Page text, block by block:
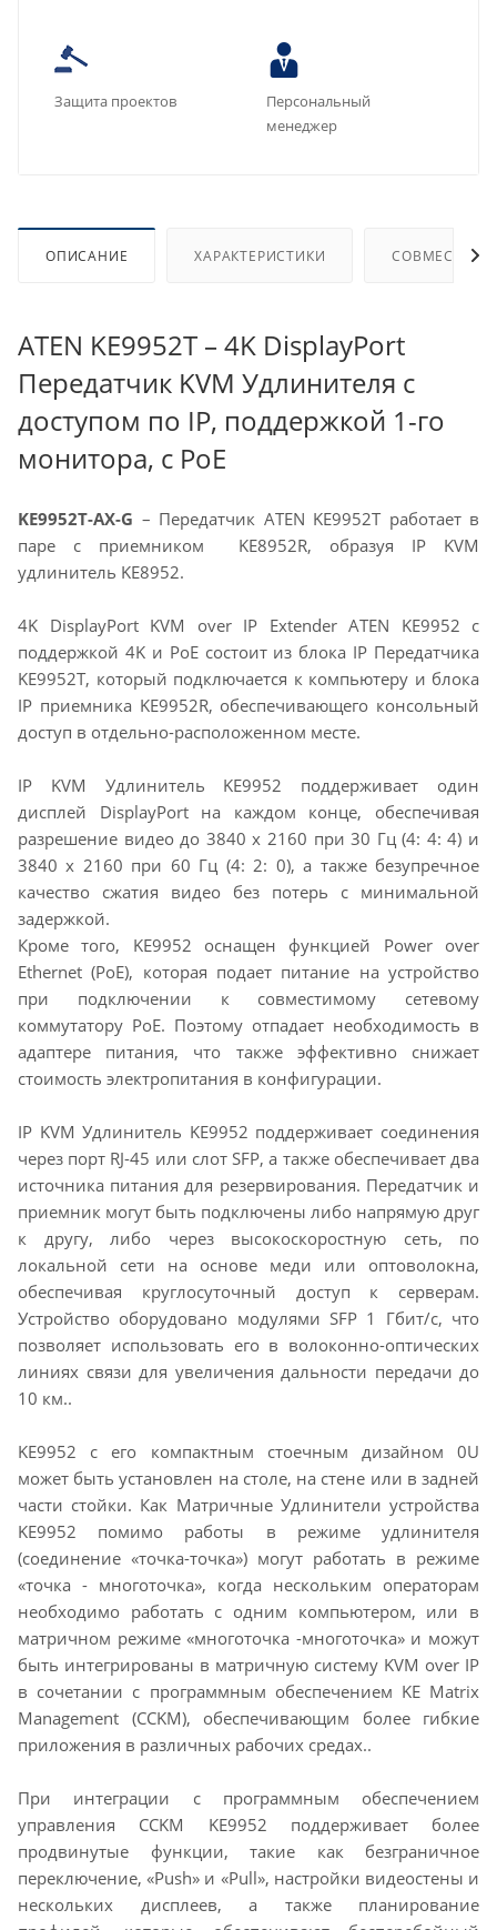
Защита проектов
Персональный
менеджер
ОПИСАНИЕ ХАРАКТЕРИСТИКИ
ATEN KE9952T – 4K DisplayPort
Передатчик KVM Удлинителя с
доступом по IP, поддержкой 1-го
монитора, c PoE
KE9952T-AX-G – Передатчик ATEN KE9952T работает в
паре с приемником KE8952R, образуя IP KVM
удлинитель KE8952.
4K DisplayPort KVM over IP Extender ATEN KE9952 с
поддержкой 4K и PoE состоит из блока IP Передатчика
KE9952T, который подключается к компьютеру и блока
IP приемника KE9952R, обеспечивающего консольный
доступ в отдельно-расположенном месте.
IP KVM Удлинитель KE9952 поддерживает один
дисплей DisplayPort на каждом конце, обеспечивая
разрешение видео до 3840 x 2160 при 30 Гц (4: 4: 4) и
3840 x 2160 при 60 Гц (4: 2: 0), а также безупречное
качество сжатия видео без потерь с минимальной
задержкой.
Кроме того, KE9952 оснащен функцией Power over
Ethernet (PoE), которая подает питание на устройство
при подключении к совместимому сетевому
коммутатору PoE. Поэтому отпадает необходимость в
адаптере питания, что также эффективно снижает
стоимость электропитания в конфигурации.
IP KVM Удлинитель KE9952 поддерживает соединения
через порт RJ-45 или слот SFP, а также обеспечивает два
источника питания для резервирования. Передатчик и
приемник могут быть подключены либо напрямую друг
к другу, либо через высокоскоростную сеть, по
локальной сети на основе меди или оптоволокна,
обеспечивая круглосуточный доступ к серверам.
Устройство оборудовано модулями SFP 1 Гбит/с, что
позволяет использовать его в волоконно-оптических
линиях связи для увеличения дальности передачи до
10 км..
KE9952 с его компактным стоечным дизайном 0U
может быть установлен на столе, на стене или в задней
части стойки. Как Матричные Удлинители устройства
KE9952 помимо работы в режиме удлинителя
(соединение «точка-точка») могут работать в режиме
«точка - многоточка», когда нескольким операторам
необходимо работать с одним компьютером, или в
матричном режиме «многоточка -многоточка» и можут
быть интегрированы в матричную систему KVM over IP
в сочетании с программным обеспечением KE Matrix
Management (CCKM), обеспечивающим более гибкие
приложения в различных рабочих средах..
При интеграции с программным обеспечением
управления CCKM KE9952 поддерживает более
продвинутые функции, такие как безграничное
переключение, «Push» и «Pull», настройки видеостены и
нескольких дисплеев, а также планирование